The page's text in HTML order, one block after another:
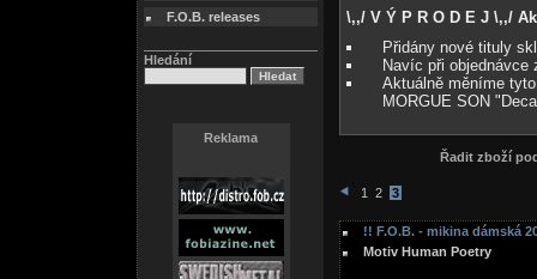
F.O.B. releases
Hledání
Reklama
\,,/ V Ý P R O D E J \,,/
Přidány nové tituly
Navíc při
Aktuálně měníme
MORGUE SON
Řadit zboží
1 2 3
!! F.O.B. - mikina dámská
Motiv Human Poetry